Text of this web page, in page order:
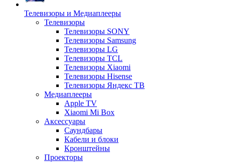
Телевизоры и Медиаплееры
Телевизоры
Телевизоры SONY
Телевизоры Samsung
Телевизоры LG
Телевизоры TCL
Телевизоры Xiaomi
Телевизоры Hisense
Телевизоры Яндекс ТВ
Медиаплееры
Apple TV
Xiaomi Mi Box
Аксессуары
Саундбары
Кабели и блоки
Кронштейны
Проекторы